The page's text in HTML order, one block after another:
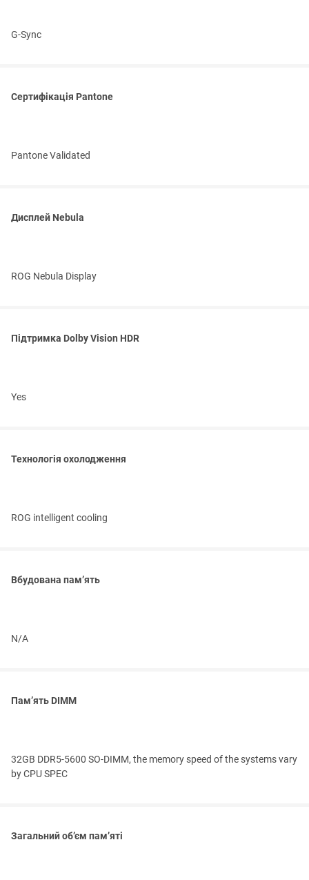
G-Sync
Сертифікація Pantone
Pantone Validated
Дисплей Nebula
ROG Nebula Display
Підтримка Dolby Vision HDR
Yes
Технологія охолодження
ROG intelligent cooling
Вбудована пам’ять
N/A
Пам’ять DIMM
32GB DDR5-5600 SO-DIMM, the memory speed of the systems vary
by CPU SPEC
Загальний об’єм пам’яті